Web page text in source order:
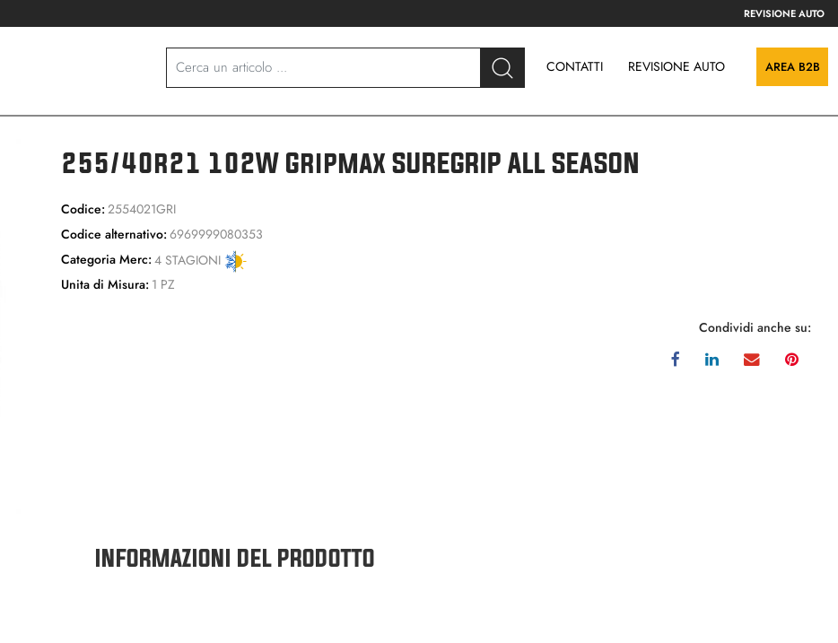
REVISIONE AUTO
CONTATTI REVISIONE AUTO AREA B2B
255/40r21 102W Gripmax SUREGRIP ALL SEASON
Codice: 2554021GRI
Codice alternativo: 6969999080353
Categoria Merc: 4 STAGIONI
Unita di Misura: 1 PZ
Condividi anche su:
INFORMAZIONI DEL PRODOTTO